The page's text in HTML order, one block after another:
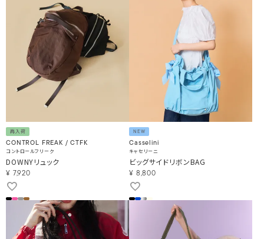
再入荷
CONTROL FREAK / CTFK
コントロールフリーク
DOWNYリュック
¥ 7,920
NEW
Casselini
キャセリーニ
ビッグサイドリボンBAG
¥ 8,800